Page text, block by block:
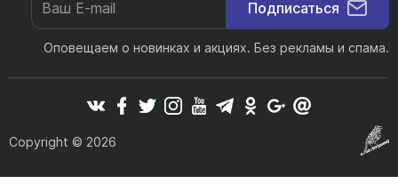
Подписаться
Оповещаем о новинках и акциях. Без рекламы и спама.
Copyright © 2026